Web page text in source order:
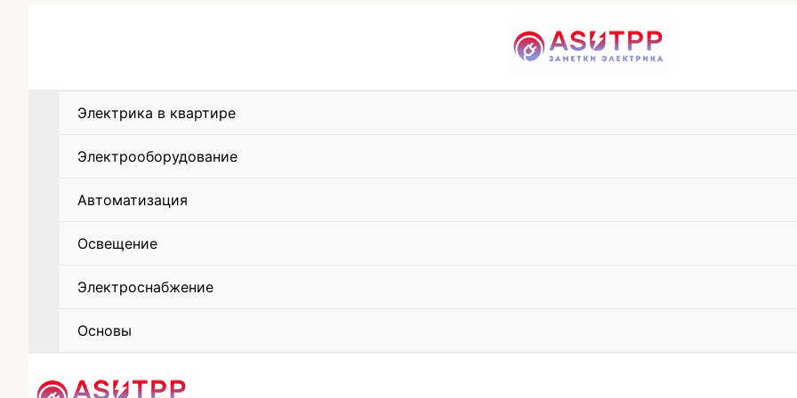
Электрика в квартире
Электрооборудование
Автоматизация
Освещение
Электроснабжение
Основы